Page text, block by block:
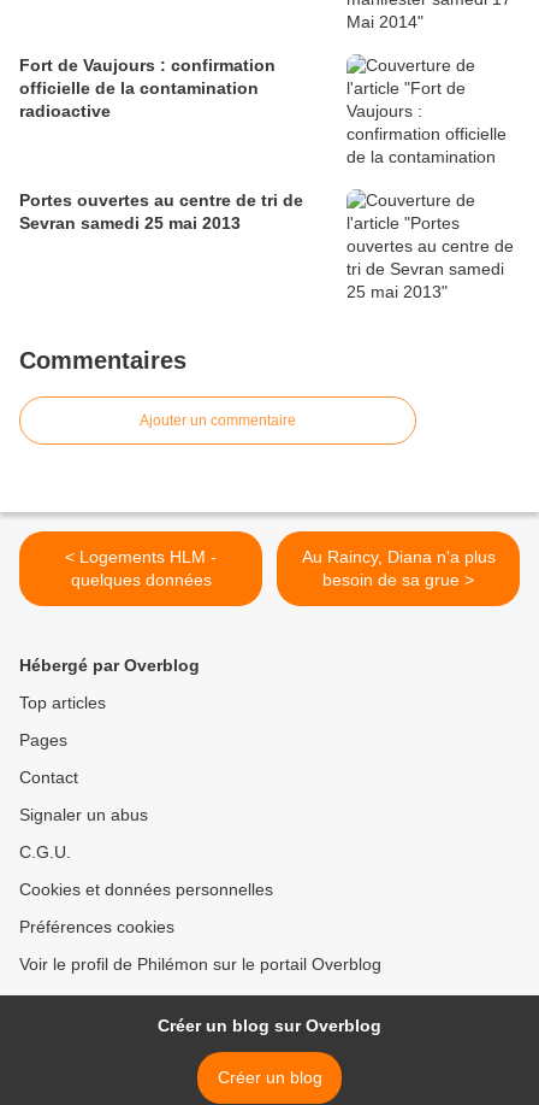
Fort de Vaujours : confirmation
officielle de la contamination
radioactive
Portes ouvertes au centre de tri de
Sevran samedi 25 mai 2013
Commentaires
Ajouter un commentaire
< Logements HLM -
quelques données
Au Raincy, Diana n'a plus
besoin de sa grue >
Hébergé par Overblog
Top articles
Pages
Contact
Signaler un abus
C.G.U.
Cookies et données personnelles
Préférences cookies
Voir le profil de Philémon sur le portail Overblog
Créer un blog sur Overblog
Créer un blog